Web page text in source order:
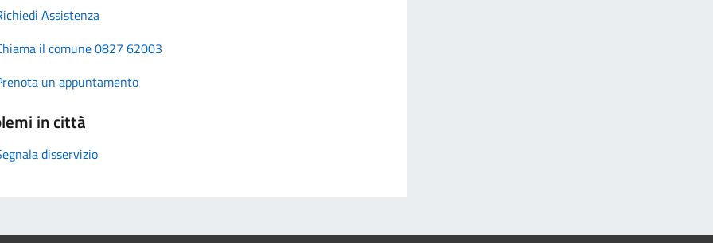
Assistenza
il comune 0827 62003
un appuntamento
in città
disservizio